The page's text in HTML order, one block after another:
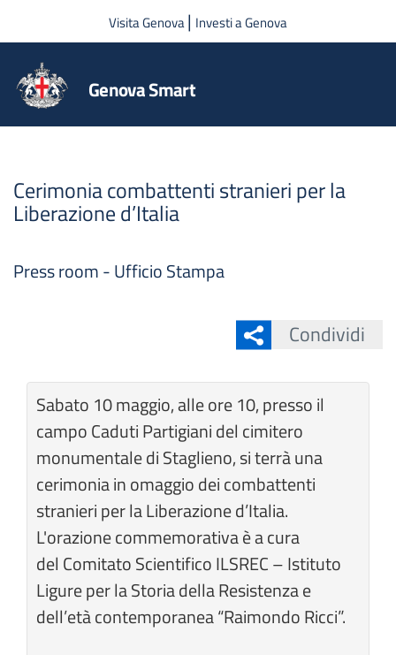
Salta al contenuto principale
Visita Genova| Investi a Genova
Genova Smart
Cerimonia combattenti stranieri per la
Liberazione d’Italia
Press room - Ufficio Stampa
Condividi
Sabato 10 maggio, alle ore 10, presso il
campo Caduti Partigiani del cimitero
monumentale di Staglieno, si terrà una
cerimonia in omaggio dei combattenti
stranieri per la Liberazione d’Italia.
L'orazione commemorativa è a cura
del Comitato Scientifico ILSREC – Istituto
Ligure per la Storia della Resistenza e
dell’età contemporanea “Raimondo Ricci”.